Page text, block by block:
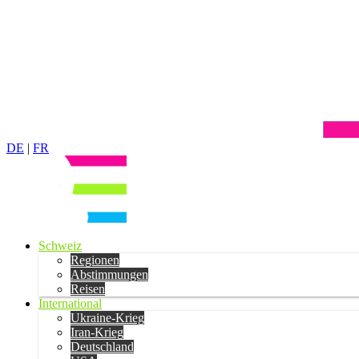
DE | FR
Schweiz
Regionen
Abstimmungen
Reisen
International
Ukraine-Krieg
Iran-Krieg
Deutschland